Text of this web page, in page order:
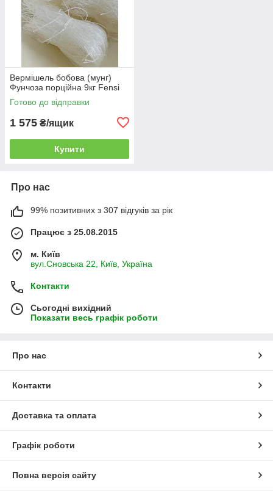
Вермішель бобова (мунг)
Фунчоза порційна 9кг Fensi
Готово до відправки
1 575 ₴/ящик
Купити
Про нас
99% позитивних з 307 відгуків за рік
Працює з 25.08.2015
м. Київ
вул.Сновська 22, Київ, Україна
Контакти
Сьогодні вихідний
Показати весь графік роботи
Про нас
Контакти
Доставка та оплата
Графік роботи
Повна версія сайту